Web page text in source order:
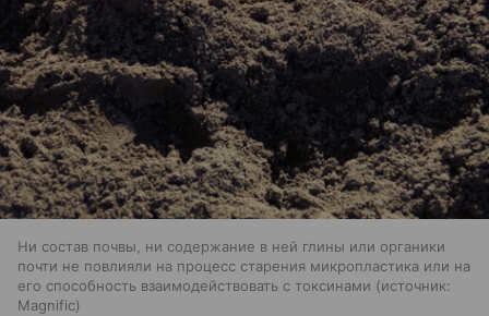
Ни состав почвы, ни содержание в ней глины или органики
почти не повлияли на процесс старения микропластика или на
его способность взаимодействовать с токсинами
источник:
Magnific